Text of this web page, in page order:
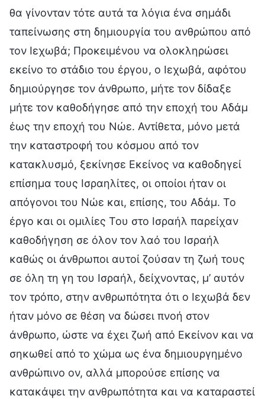
θα γίνονταν τότε αυτά τα λόγια ένα σημάδι
ταπείνωσης στη δημιουργία του ανθρώπου από
τον Ιεχωβά; Προκειμένου να ολοκληρώσει
εκείνο το στάδιο του έργου, ο Ιεχωβά, αφότου
δημιούργησε τον άνθρωπο, μήτε τον δίδαξε
μήτε τον καθοδήγησε από την εποχή του Αδάμ
έως την εποχή του Νώε. Αντίθετα, μόνο μετά
την καταστροφή του κόσμου από τον
κατακλυσμό, ξεκίνησε Εκείνος να καθοδηγεί
επίσημα τους Ισραηλίτες, οι οποίοι ήταν οι
απόγονοι του Νώε και, επίσης, του Αδάμ. Το
έργο και οι ομιλίες Του στο Ισραήλ παρείχαν
καθοδήγηση σε όλον τον λαό του Ισραήλ
καθώς οι άνθρωποι αυτοί ζούσαν τη ζωή τους
σε όλη τη γη του Ισραήλ, δείχνοντας, μ’ αυτόν
τον τρόπο, στην ανθρωπότητα ότι ο Ιεχωβά δεν
ήταν μόνο σε θέση να δώσει πνοή στον
άνθρωπο, ώστε να έχει ζωή από Εκείνον και να
σηκωθεί από το χώμα ως ένα δημιουργημένο
ανθρώπινο ον, αλλά μπορούσε επίσης να
κατακάψει την ανθρωπότητα και να καταραστεί